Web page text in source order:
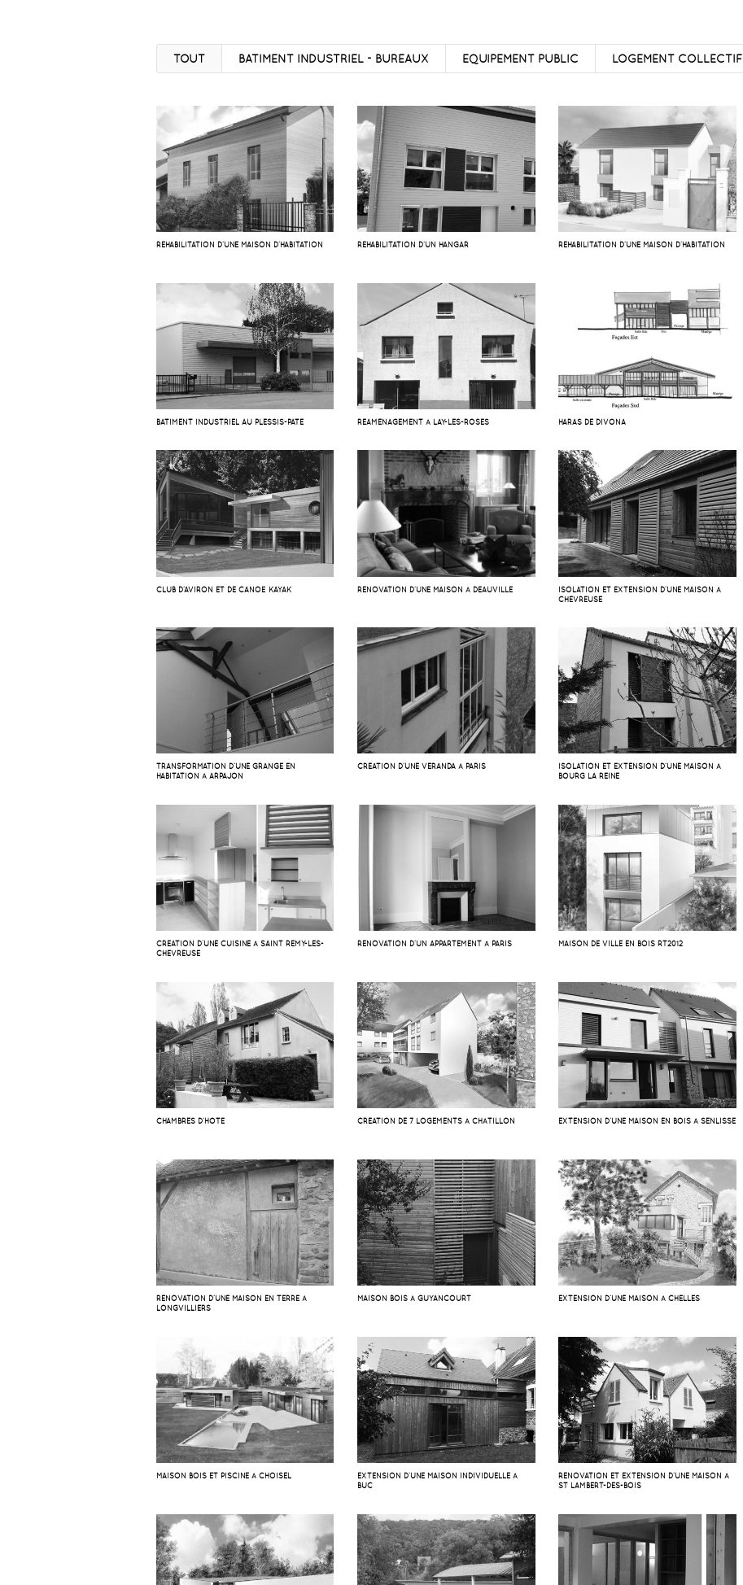
TOUT BATIMENT INDUSTRIEL - BUREAUX EQUIPEMENT PUBLIC LOGEMENT COLLECTIF
RÉHABILITATION D’UNE MAISON D’HABITATION RÉHABILITATION D’UN HANGAR RÉHABILITATION D’UNE MAISON D’HABITATION
BATIMENT INDUSTRIEL AU PLESSIS-PATÉ RÉAMÉNAGEMENT À LAY-LES-ROSES HARAS DE DIVONA
CLUB D’AVIRON ET DE CANOË KAYAK RÉNOVATION D’UNE MAISON À DEAUVILLE
ISOLATION ET EXTENSION D’UNE MAISON À
CHEVREUSE
TRANSFORMATION D’UNE GRANGE EN
HABITATION À ARPAJON
CRÉATION D’UNE VÉRANDA À PARIS
ISOLATION ET EXTENSION D’UNE MAISON À
BOURG LA REINE
CRÉATION D’UNE CUISINE À SAINT RÉMY-LES-
CHEVREUSE
RÉNOVATION D’UN APPARTEMENT À PARIS MAISON DE VILLE EN BOIS RT2012
CHAMBRES D’HOTE CRÉATION DE 7 LOGEMENTS À CHÂTILLON EXTENSION D’UNE MAISON EN BOIS À SENLISSE
RÉNOVATION D’UNE MAISON EN TERRE À
LONGVILLIERS
MAISON BOIS À GUYANCOURT EXTENSION D’UNE MAISON À CHELLES
MAISON BOIS ET PISCINE À CHOISEL
EXTENSION D’UNE MAISON INDIVIDUELLE À
BUC
RÉNOVATION ET EXTENSION D’UNE MAISON À
ST LAMBERT-DES-BOIS